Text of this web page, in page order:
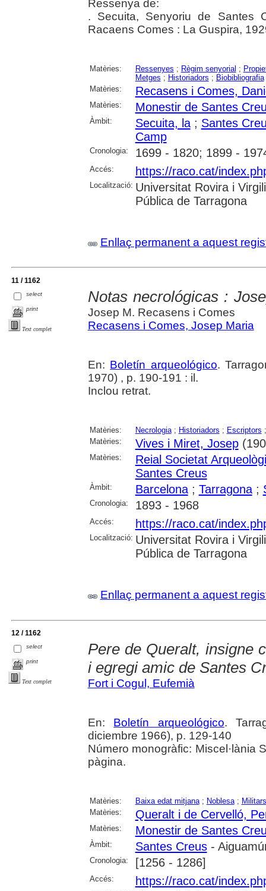
Ressenya de:
. Secuita, Senyoriu de Santes
Racaens Comes : La Guspira,
Matèries: Ressenyes ; Règim senyorial ;
Metges ; Historiadors ; Biobibliografia
Matèries:
Recasens i Comes,
Matèries: Monestir de Santes
Àmbit: Secuita, la; Santes
Camp
Cronologia: 1699 - 1820; 1899 -
Accés: https://raco.cat/
Localització: Universitat Rovira i
Pública de Tarragona
Enllaç permanent a aquest
11 / 1162
select
print
Text complet
Notas necrológicas :
Josep M. Recasens i Comes
Recasens i Comes, Josep Maria
En: Boletín arqueológico.
1970) , p. 190-191 : il.
Inclou retrat.
Matèries: Necrologia; Historiadors ; Escriptors
Matèries:
Vives i Miret, Josep
Matèries:
Reial Societat
Santes Creus
Àmbit: Barcelona; Tarragona;
Cronologia: 1893 - 1968
Accés: https://raco.cat/
Localització: Universitat Rovira i
Pública de Tarragona
Enllaç permanent a aquest
12 / 1162
select
print
Text complet
Pere de Queralt, insigne
i egregi amic de Santes
Fort i Cogul, Eufemià
En: Boletín arqueológico.
diciembre 1966), p. 129-140
Número monogràfic: Miscel·lània
pàgina.
Matèries: Baixa edat mitjana; Noblesa; Militars
Matèries:
Queralt i de Cervelló,
Matèries: Monestir de Santes
Àmbit: Santes Creus-
Cronologia: [1256 - 1286]
Accés: https://raco.cat/